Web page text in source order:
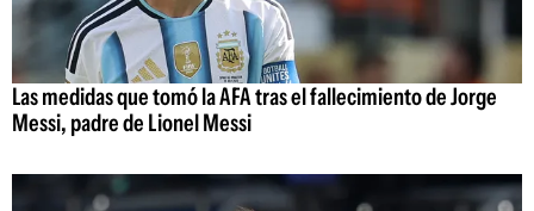
Las medidas que tomó la AFA tras el fallecimiento de Jorge
Messi, padre de Lionel Messi